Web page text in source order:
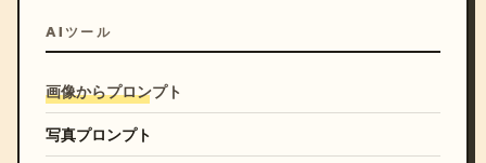
AIツール
画像からプロンプト
写真プロンプト